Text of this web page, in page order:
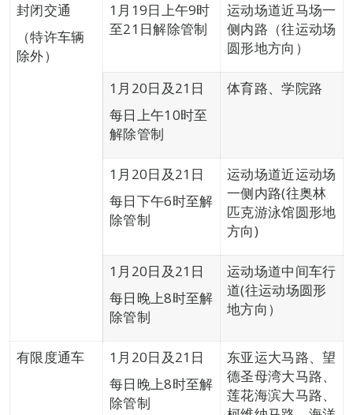
封闭交通
（特许车辆
除外）
1月19日上午9时
至21日解除管制
运动场道近马场一
侧内路（往运动场
圆形地方向）
1月20日及21日
每日上午10时至
解除管制
体育路、学院路
1月20日及21日
每日下午6时至解
除管制
运动场道近运动场
一侧内路(往奥林
匹克游泳馆圆形地
方向)
1月20日及21日
每日晚上8时至解
除管制
运动场道中间车行
道(往运动场圆形
地方向）
有限度通车
1月20日及21日
每日晚上8时至解
除管制
东亚运大马路、望
德圣母湾大马路、
莲花海滨大马路、